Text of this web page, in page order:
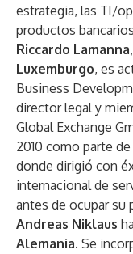
estrategia, las TI/
productos
Riccardo Lamanna
Luxemburgo, es
Business
director legal y
Global Exchange
2010 como parte
donde dirigió con
internacional de
antes de ocupar su
Andreas Niklaus
Alemania. Se